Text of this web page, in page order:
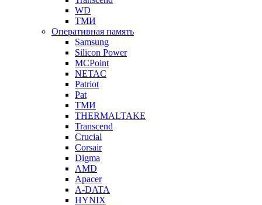
WD
ТМИ
Оперативная память
Samsung
Silicon Power
MCPoint
NETAC
Patriot
Pat
ТМИ
THERMALTAKE
Transcend
Crucial
Corsair
Digma
AMD
Apacer
A-DATA
HYNIX